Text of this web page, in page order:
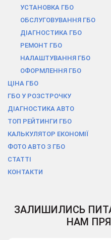
УСТАНОВКА ГБО
ОБСЛУГОВУВАННЯ ГБО
ДІАГНОСТИКА ГБО
РЕМОНТ ГБО
НАЛАШТУВАННЯ ГБО
ОФОРМЛЕННЯ ГБО
ЦІНА ГБО
ГБО У РОЗСТРОЧКУ
ДІАГНОСТИКА АВТО
ТОП РЕЙТИНГИ ГБО
КАЛЬКУЛЯТОР ЕКОНОМІЇ
ФОТО АВТО З ГБО
СТАТТІ
КОНТАКТИ
ЗАЛИШИЛИСЬ
НАМ